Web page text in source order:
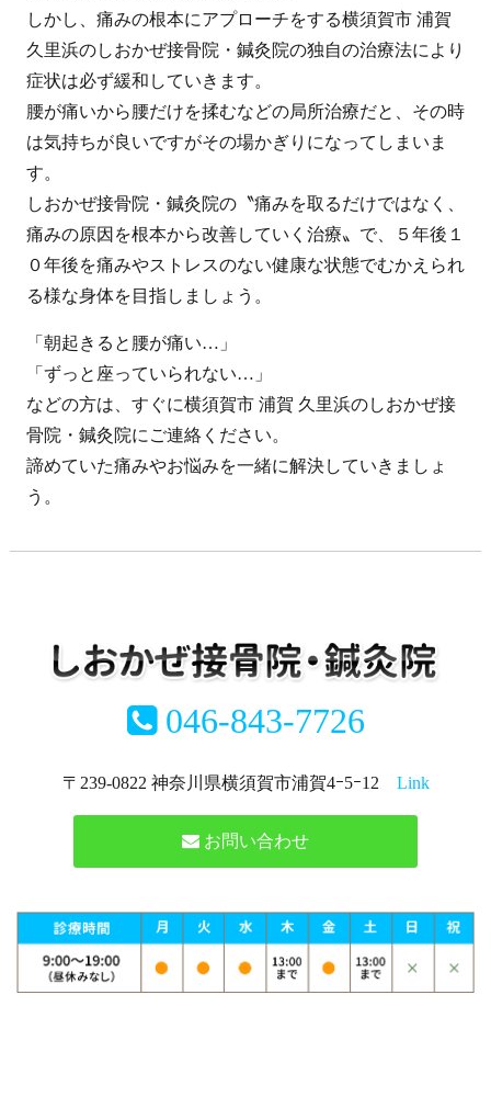
しかし、痛みの根本にアプローチをする横須賀市 浦賀
久里浜のしおかぜ接骨院・鍼灸院の独自の治療法により
症状は必ず緩和していきます。
腰が痛いから腰だけを揉むなどの局所治療だと、その時
は気持ちが良いですがその場かぎりになってしまいま
す。
しおかぜ接骨院・鍼灸院の〝痛みを取るだけではなく、
痛みの原因を根本から改善していく治療〟で、５年後１
０年後を痛みやストレスのない健康な状態でむかえられ
る様な身体を目指しましょう。
「朝起きると腰が痛い…」
「ずっと座っていられない…」
などの方は、すぐに横須賀市 浦賀 久里浜のしおかぜ接
骨院・鍼灸院にご連絡ください。
諦めていた痛みやお悩みを一緒に解決していきましょ
う。
046-843-7726
〒239-0822 神奈川県横須賀市浦賀4ｰ5ｰ12 Link
お問い合わせ